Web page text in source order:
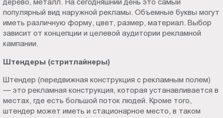
дерево, металл. На сегодняшний день это самый
популярный вид наружной рекламы. Объемные буквы могут
иметь различную форму, цвет, размер, материал. Выбор
зависит от концепции и целевой аудитории рекламной
кампании.
Штендеры (стритлайнеры)
Штендер (передвижная конструкция с рекламным полем)
— это рекламная конструкция, которая устанавливается в
местах, где есть большой поток людей. Кроме того,
штендер может иметь и стационарное место, в таком